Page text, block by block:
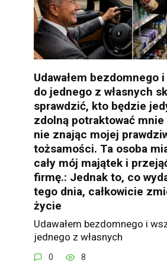
Udawałem bezdomnego
do jednego z własnych
sprawdzić, kto będzie
zdolną potraktować
nie znając mojej
tożsamości. Ta osoba
cały mój majątek i
firmę.: Jednak to, co
tego dnia, całkowicie
życie
Udawałem bezdomnego i
jednego z własnych
0 8